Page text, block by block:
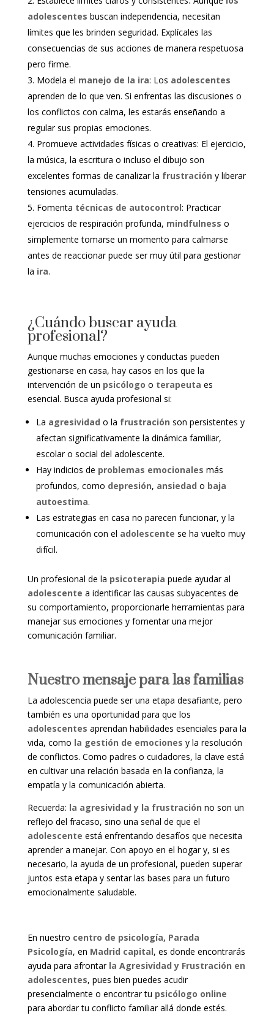
adolescentes buscan independencia, necesitan
límites que les brinden seguridad. Explícales las
consecuencias de sus acciones de manera respetuosa
pero firme.
Modela el manejo de la ira: Los adolescentes
aprenden de lo que ven. Si enfrentas las discusiones o
los conflictos con calma, les estarás enseñando a
regular sus propias emociones.
Promueve actividades físicas o creativas: El ejercicio,
la música, la escritura o incluso el dibujo son
excelentes formas de canalizar la frustración y liberar
tensiones acumuladas.
Fomenta técnicas de autocontrol: Practicar
ejercicios de respiración profunda, mindfulness o
simplemente tomarse un momento para calmarse
antes de reaccionar puede ser muy útil para gestionar
la ira.
¿Cuándo buscar ayuda
profesional?
Aunque muchas emociones y conductas pueden
gestionarse en casa, hay casos en los que la
intervención de un psicólogo o terapeuta es
esencial. Busca ayuda profesional si:
La agresividad o la frustración son persistentes y
afectan significativamente la dinámica familiar,
escolar o social del adolescente.
Hay indicios de problemas emocionales más
profundos, como depresión, ansiedad o baja
autoestima.
Las estrategias en casa no parecen funcionar, y la
comunicación con el adolescente se ha vuelto muy
difícil.
Un profesional de la psicoterapia puede ayudar al
adolescente a identificar las causas subyacentes de
su comportamiento, proporcionarle herramientas para
manejar sus emociones y fomentar una mejor
comunicación familiar.
Nuestro mensaje para las familias
La adolescencia puede ser una etapa desafiante, pero
también es una oportunidad para que los
adolescentes aprendan habilidades esenciales para la
vida, como la gestión de emociones y la resolución
de conflictos. Como padres o cuidadores, la clave está
en cultivar una relación basada en la confianza, la
empatía y la comunicación abierta.
Recuerda: la agresividad y la frustración no son un
reflejo del fracaso, sino una señal de que el
adolescente está enfrentando desafíos que necesita
aprender a manejar. Con apoyo en el hogar y, si es
necesario, la ayuda de un profesional, pueden superar
juntos esta etapa y sentar las bases para un futuro
emocionalmente saludable.
En nuestro centro de psicología, Parada
Psicología, en Madrid capital, es donde encontrarás
ayuda para afrontar la Agresividad y Frustración en
adolescentes, pues bien puedes acudir
presencialmente o encontrar tu psicólogo online
para abordar tu conflicto familiar allá donde estés.